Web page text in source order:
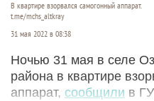
В квартире взорвался самогонный аппарат.
t.me/mchs_altkray
31 мая 2022 в 08:38
Ночью 31 мая в селе
района в квартире
аппарат, сообщили в